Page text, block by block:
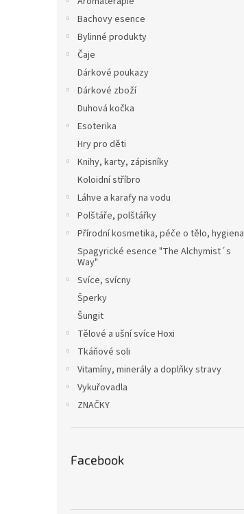
Bachovy esence
Bylinné produkty
Čaje
Dárkové poukazy
Dárkové zboží
Duhová kočka
Esoterika
Hry pro děti
Knihy, karty, zápisníky
Koloidní stříbro
Láhve a karafy na vodu
Polštáře, polštářky
Přírodní kosmetika, péče o tělo, hygiena
Spagyrické esence "The Alchymist´s
Way"
Svíce, svícny
Šperky
Šungit
Tělové a ušní svíce Hoxi
Tkáňové soli
Vitamíny, minerály a doplňky stravy
Vykuřovadla
ZNAČKY
Facebook